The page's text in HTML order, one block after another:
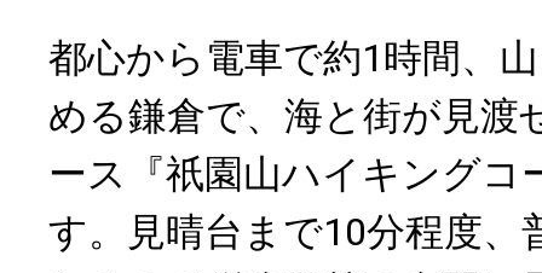
都心から電車で約1時間、
める鎌倉で、海と街が見渡
ース『祇園山ハイキングコ
す。見晴台まで10分程度、